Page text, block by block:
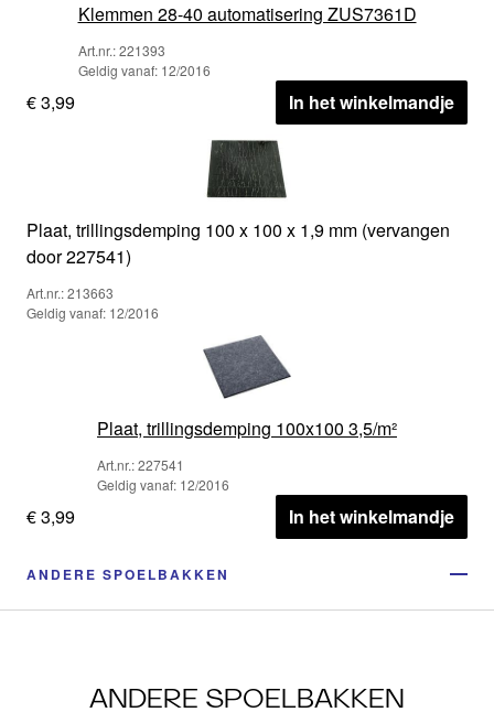
Klemmen 28-40 automatisering ZUS7361D
Art.nr.: 221393
Geldig vanaf: 12/2016
€ 3,99 In het winkelmandje
Plaat, trillingsdemping 100 x 100 x 1,9 mm (vervangen
door 227541)
Art.nr.: 213663
Geldig vanaf: 12/2016
Plaat, trillingsdemping 100x100 3,5/m²
Art.nr.: 227541
Geldig vanaf: 12/2016
€ 3,99 In het winkelmandje
ANDERE SPOELBAKKEN
ANDERE SPOELBAKKEN